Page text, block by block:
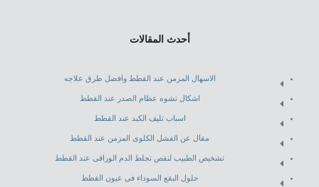
أحدث المقالات
الاسهال المزمن عند القطط وافضل طرق علاجه
اشكال تشوه عظام الصدر عند القطط
اسباب تليف الكبد عند القطط
مقال عن الفشل الكلوى المزمن عند القطط
تشخيص الطبيب لنقص تجلط الدم الوراقى عند القطط
حلول البقع السوداء فى عيون القطط